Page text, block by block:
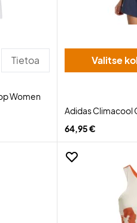
Tietoa
Women
Adidas Climacool
64,95 €